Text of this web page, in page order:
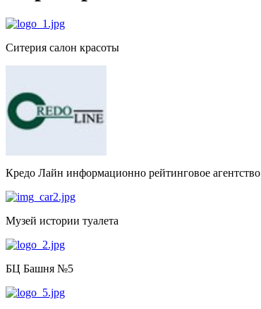
Ситерия салон красоты
Кредо Лайн информационно рейтинговое агентство
Музей истории туалета
БЦ Башня №5